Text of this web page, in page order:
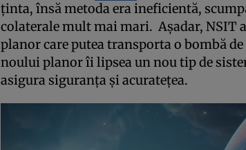
ţinta, însă metoda era ineficientă,
colaterale mult mai mari. Aşadar, NSIT
planor care putea transporta o bombă
noului planor îi lipsea un nou tip de
asigura siguranţa şi acurateţea.